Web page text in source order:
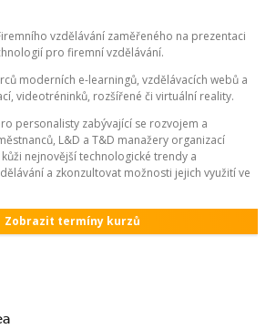
vzdělávání zaměřeného na prezentaci
pro firemní vzdělávání.
moderních e-learningů, vzdělávacích webů a
videotréninků, rozšířené či virtuální reality.
personalisty zabývající se rozvojem a
L&D a T&D manažery organizací
nejnovější technologické trendy a
a zkonzultovat možnosti jejich využití ve
Zobrazit termíny kurzů